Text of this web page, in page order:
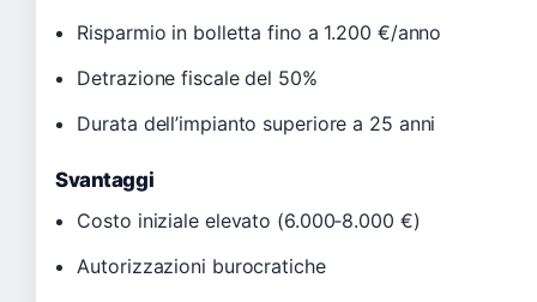
Risparmio in bolletta fino a 1.200 €/anno
Detrazione fiscale del 50%
Durata dell’impianto superiore a 25 anni
Svantaggi
Costo iniziale elevato (6.000‑8.000 €)
Autorizzazioni burocratiche